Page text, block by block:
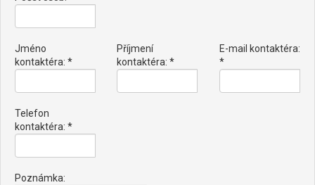
Jméno
kontaktéra: *
Příjmení
kontaktéra: *
E-mail kontaktéra:
*
Telefon
kontaktéra: *
Poznámka: